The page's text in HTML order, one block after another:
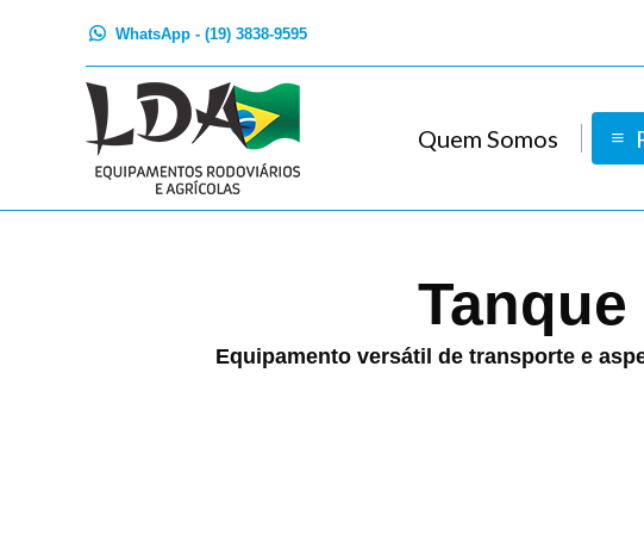
WhatsApp - (19) 3838-9595
Quem Somos
Tanque
Equipamento versátil de transporte e